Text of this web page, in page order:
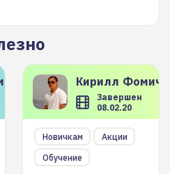
Кирилл
Завершен
08.02.20
Новичкам
Акции
Обучение